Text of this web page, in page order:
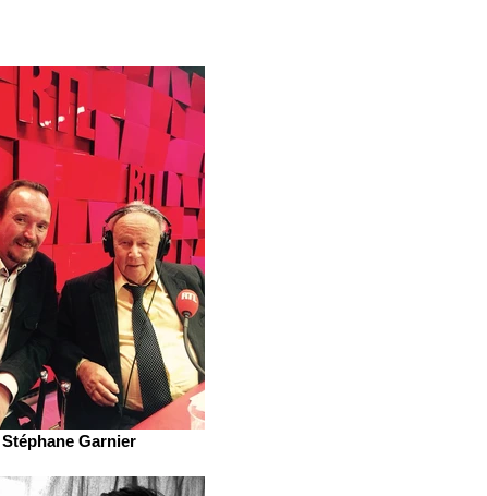
Stéphane Garnier